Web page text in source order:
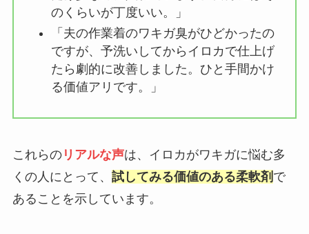
のくらいが丁度いい。」
「夫の作業着のワキガ臭がひどかったの
ですが、予洗いしてからイロカで仕上げ
たら劇的に改善しました。ひと手間かけ
る価値アリです。」
これらのリアルな声は、イロカがワキガに悩む多
くの人にとって、 試してみる価値のある柔軟剤 で
あることを示しています。